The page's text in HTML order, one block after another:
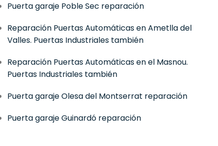
Puerta garaje Poble Sec reparación
Reparación Puertas Automáticas en Ametlla del
Valles. Puertas Industriales también
Reparación Puertas Automáticas en el Masnou.
Puertas Industriales también
Puerta garaje Olesa del Montserrat reparación
Puerta garaje Guinardó reparación